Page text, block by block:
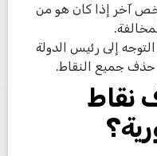
آخر إذا كان هو من
إلى رئيس الدولة
حذف جميع النقاط.
نقاط